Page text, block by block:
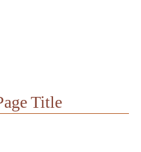
Title